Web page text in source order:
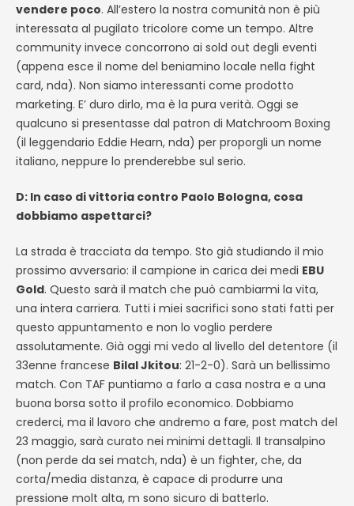
vendere poco. All’estero la nostra comunità non è più
interessata al pugilato tricolore come un tempo. Altre
community invece concorrono ai sold out degli eventi
(appena esce il nome del beniamino locale nella fight
card, nda). Non siamo interessanti come prodotto
marketing. E’ duro dirlo, ma è la pura verità. Oggi se
qualcuno si presentasse dal patron di Matchroom Boxing
(il leggendario Eddie Hearn, nda) per proporgli un nome
italiano, neppure lo prenderebbe sul serio.
D: In caso di vittoria contro Paolo Bologna, cosa
dobbiamo aspettarci?
La strada è tracciata da tempo. Sto già studiando il mio
prossimo avversario: il campione in carica dei medi EBU
Gold. Questo sarà il match che può cambiarmi la vita,
una intera carriera. Tutti i miei sacrifici sono stati fatti per
questo appuntamento e non lo voglio perdere
assolutamente. Già oggi mi vedo al livello del detentore (il
33enne francese Bilal Jkitou: 21-2-0). Sarà un bellissimo
match. Con TAF puntiamo a farlo a casa nostra e a una
buona borsa sotto il profilo economico. Dobbiamo
crederci, ma il lavoro che andremo a fare, post match del
23 maggio, sarà curato nei minimi dettagli. Il transalpino
(non perde da sei match, nda) è un fighter, che, da
corta/media distanza, è capace di produrre una
pressione molt alta, m sono sicuro di batterlo.